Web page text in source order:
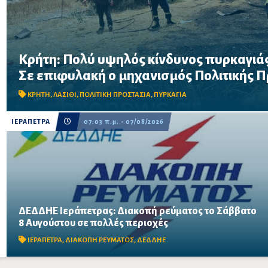
Κρήτη: Πολύ υψηλός κίνδυνος
Σε επιφυλακή ο μηχανισμός Πολιτικής
ΚΡΗΤΗ,ΛΑΣΙΘΙ, ΠΟΛΙΤΙΚΗ ΠΡΟΣΤΑΣΙΑ, ΠΥΡΚΑΓΙΑ
Σε επιφυλακή ο μηχανισμός Πολιτικής Προστασίας λόγω πολύ
στην Κρήτη το Σάββατο 8 Αυγούστου – Απαγορεύονται η χρήση
δασικές περιοχές, μεταξύ των οποίω...
ΙΕΡΑΠΕΤΡΑ 07:03 π.μ. - 07/08/2026
ΔΕΔΔΗΕ Ιεράπετρας: Διακοπή ρεύματος το Σάββατο
8 Αυγούστου σε πολλές περιοχές
ΙΕΡΑΠΕΤΡΑ, ΔΙΑΚΟΠΗ ΡΕΥΜΑΤΟΣ, ΔΕΔΔΗΕ
Η ηλεκτροδότηση θα διακοπεί από τις 06:00 έως τις 10:00
λόγω απαραίτητων τεχνικών εργασιών – Δείτε αναλυτικά τις
περιοχές που θα επηρεαστούν.